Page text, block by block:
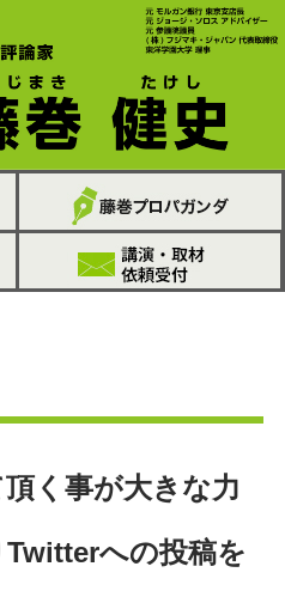
く事が大きな力
への投稿を